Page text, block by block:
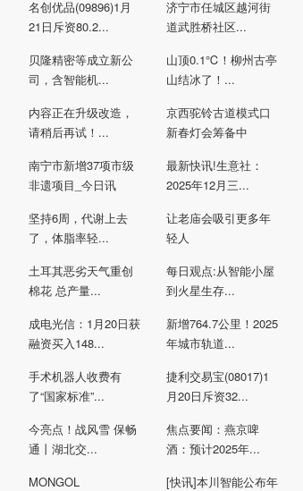
名创优品(09896)1月
21日斥资80.2...
济宁市任城区越河街
道武胜桥社区...
贝隆精密等成立新公
司，含智能机...
山顶0.1℃！柳州古亭
山结冰了！...
内容正在升级改造，
请稍后再试！...
京西驼铃古道模式口
新春灯会筹备中
南宁市新增37项市级
非遗项目_今日讯
最新快讯!生意社：
2025年12月三...
坚持6周，代谢上去
了，体脂率轻...
让老庙会吸引更多年
轻人
土耳其恶劣天气重创
棉花 总产量...
每日观点:从智能小屋
到火星生存...
成电光信：1月20日获
融资买入148...
新增764.7公里！2025
年城市轨道...
手术机器人收费有
了“国家标准”...
捷利交易宝(08017)1
月20日斥资32...
今亮点！战风雪 保畅
通丨湖北交...
焦点要闻：燕京啤
酒：预计2025年...
MONGOL
[快讯]本川智能公布年